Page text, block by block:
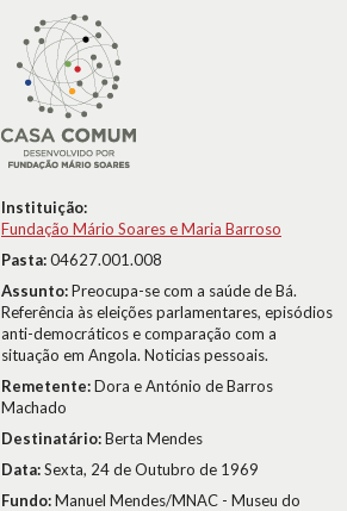
Instituição:
Fundação Mário Soares e Maria Barroso
Pasta:04627.001.008
Assunto:Preocupa-se com a saúde de Bá.
Referência às eleições parlamentares, episódios
anti-democráticos e comparação com a
situação em Angola. Noticias pessoais.
Remetente:Dora e António de Barros
Machado
Destinatário:Berta Mendes
Data:Sexta, 24 de Outubro de 1969
Fundo:Manuel Mendes/MNAC - Museu do